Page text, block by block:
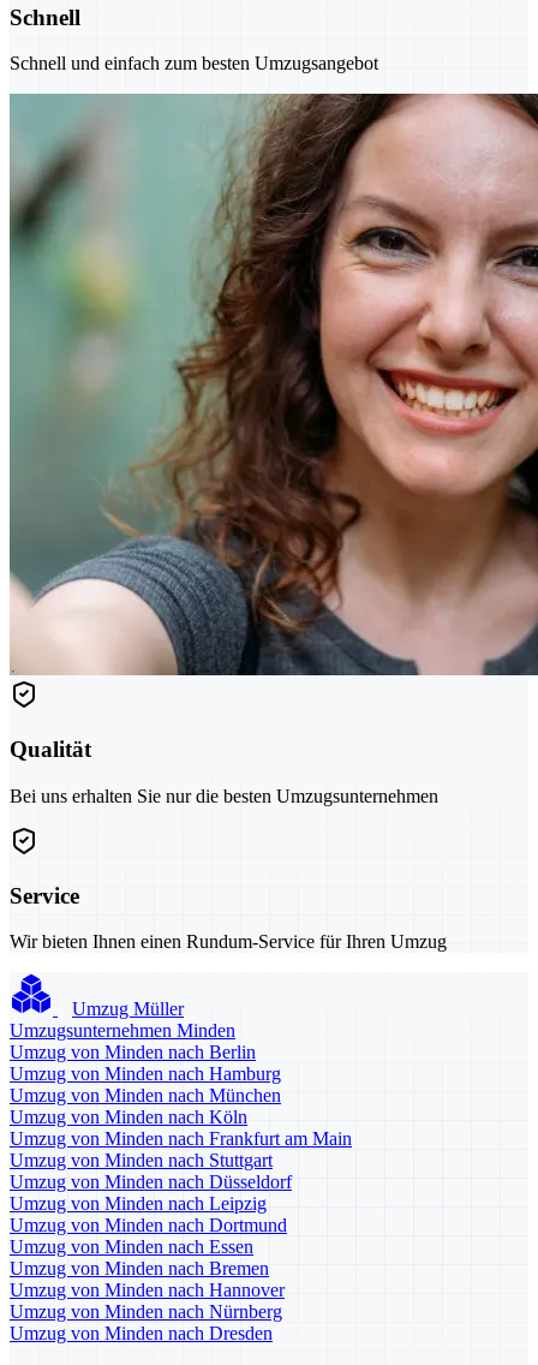
Schnell
Schnell und einfach zum besten Umzugsangebot
Qualität
Bei uns erhalten Sie nur die besten Umzugsunternehmen
Service
Wir bieten Ihnen einen Rundum-Service für Ihren Umzug
Umzug Müller
Umzugsunternehmen Minden
Umzug von Minden nach Berlin
Umzug von Minden nach Hamburg
Umzug von Minden nach München
Umzug von Minden nach Köln
Umzug von Minden nach Frankfurt am Main
Umzug von Minden nach Stuttgart
Umzug von Minden nach Düsseldorf
Umzug von Minden nach Leipzig
Umzug von Minden nach Dortmund
Umzug von Minden nach Essen
Umzug von Minden nach Bremen
Umzug von Minden nach Hannover
Umzug von Minden nach Nürnberg
Umzug von Minden nach Dresden